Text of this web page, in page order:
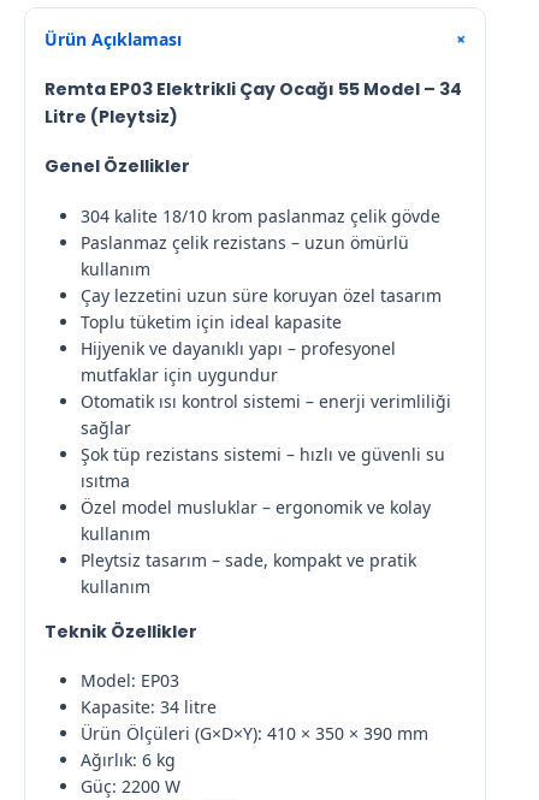
Ürün Açıklaması +
Remta EP03 Elektrikli Çay Ocağı 55 Model – 34
Litre (Pleytsiz)
Genel Özellikler
304 kalite 18/10 krom paslanmaz çelik gövde
Paslanmaz çelik rezistans – uzun ömürlü
kullanım
Çay lezzetini uzun süre koruyan özel tasarım
Toplu tüketim için ideal kapasite
Hijyenik ve dayanıklı yapı – profesyonel
mutfaklar için uygundur
Otomatik ısı kontrol sistemi – enerji verimliliği
sağlar
Şok tüp rezistans sistemi – hızlı ve güvenli su
ısıtma
Özel model musluklar – ergonomik ve kolay
kullanım
Pleytsiz tasarım – sade, kompakt ve pratik
kullanım
Teknik Özellikler
Model: EP03
Kapasite: 34 litre
Ürün Ölçüleri (G×D×Y): 410 × 350 × 390 mm
Ağırlık: 6 kg
Güç: 2200 W